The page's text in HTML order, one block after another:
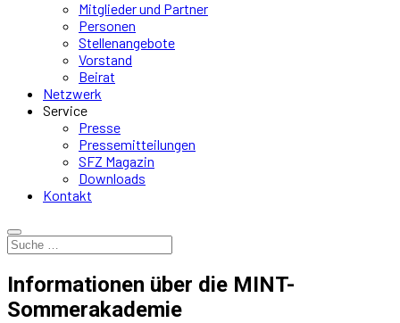
Mitglieder und Partner
Personen
Stellenangebote
Vorstand
Beirat
Netzwerk
Service
Presse
Pressemitteilungen
SFZ Magazin
Downloads
Kontakt
Informationen über die MINT-
Sommerakademie